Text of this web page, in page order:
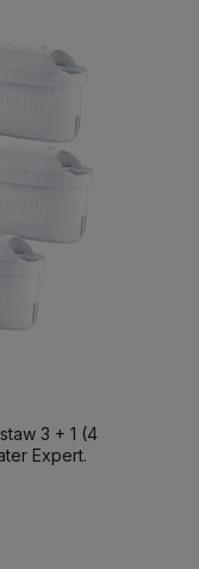
3 + 1 (4
Expert.